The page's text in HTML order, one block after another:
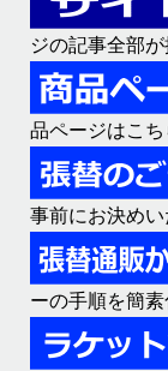
ジの記事全部
品ページはこち
事前にお決め
ーの手順を簡